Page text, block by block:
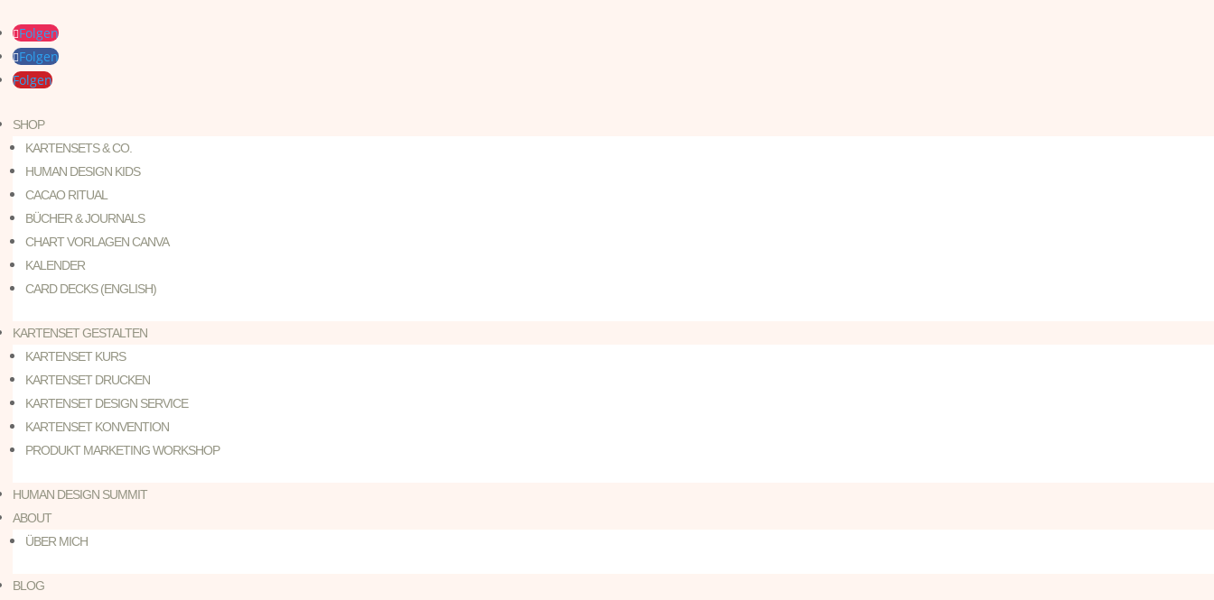
Folgen
Folgen
Folgen
SHOP
KARTENSETS & CO.
HUMAN DESIGN KIDS
CACAO RITUAL
BÜCHER & JOURNALS
CHART VORLAGEN CANVA
KALENDER
CARD DECKS (ENGLISH)
KARTENSET GESTALTEN
KARTENSET KURS
KARTENSET DRUCKEN
KARTENSET DESIGN SERVICE
KARTENSET KONVENTION
PRODUKT MARKETING WORKSHOP
HUMAN DESIGN SUMMIT
ABOUT
ÜBER MICH
BLOG